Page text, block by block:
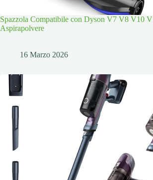
Spazzola Compatibile con Dyson V7 V8 V10
Aspirapolvere
16 Marzo 2026